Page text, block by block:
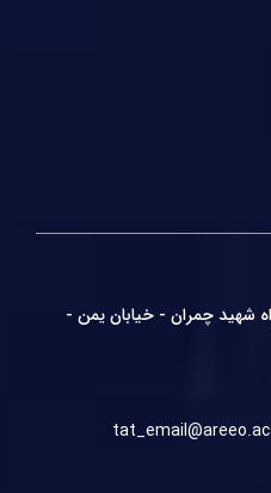
شهید چمران - خیابان یمن -